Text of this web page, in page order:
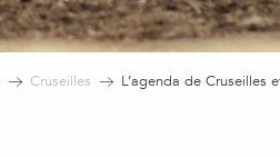
Cruseilles L’agenda de Cruseilles